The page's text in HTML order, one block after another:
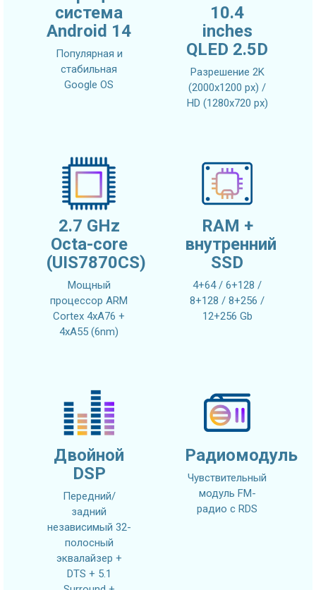
система
Android 14
Популярная и
стабильная
Google OS
10.4
inches
QLED 2.5D
Разрешение 2K
(2000x1200 px) /
HD (1280x720 px)
2.7 GHz
Octa-core
(UIS7870CS)
Мощный
процессор ARM
Cortex 4xA76 +
4xA55 (6nm)
RAM +
внутренний
SSD
4+64 / 6+128 /
8+128 / 8+256 /
12+256 Gb
Двойной
DSP
Передний/
задний
независимый 32-
полосный
эквалайзер +
DTS + 5.1
Радиомодуль
Чувствительный
модуль FM-
радио с RDS